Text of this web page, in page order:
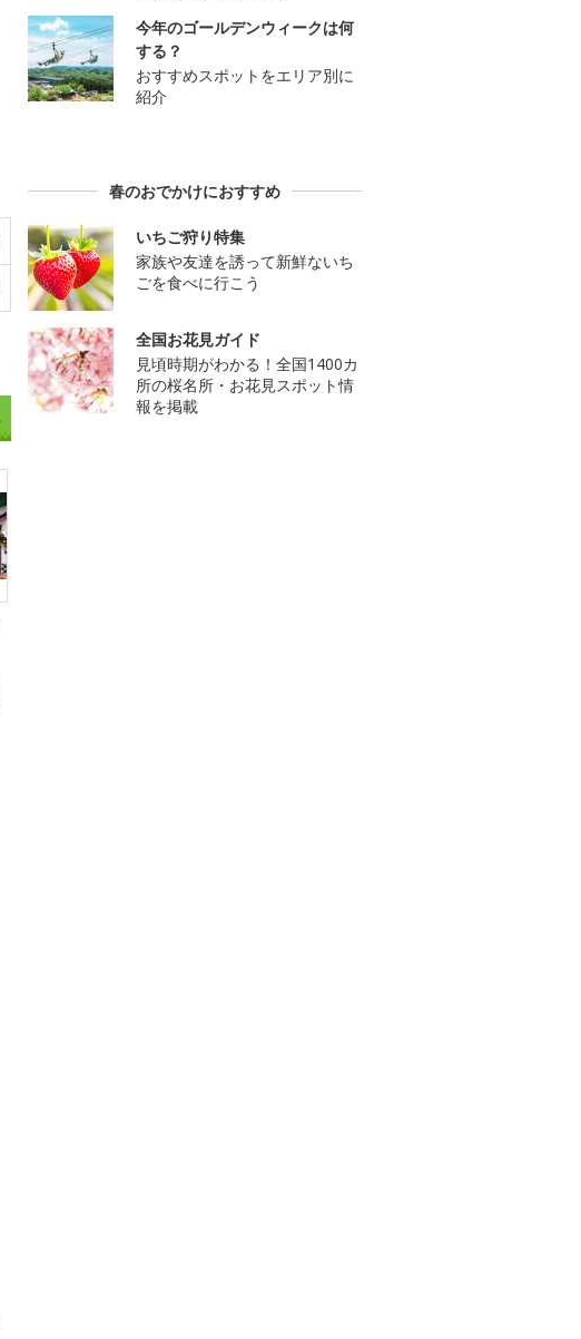
今年のゴールデンウィークは何
する？
おすすめスポットをエリア別に
紹介
春のおでかけにおすすめ
いちご狩り特集
家族や友達を誘って新鮮ないち
ごを食べに行こう
全国お花見ガイド
見頃時期がわかる！全国1400カ
所の桜名所・お花見スポット情
報を掲載